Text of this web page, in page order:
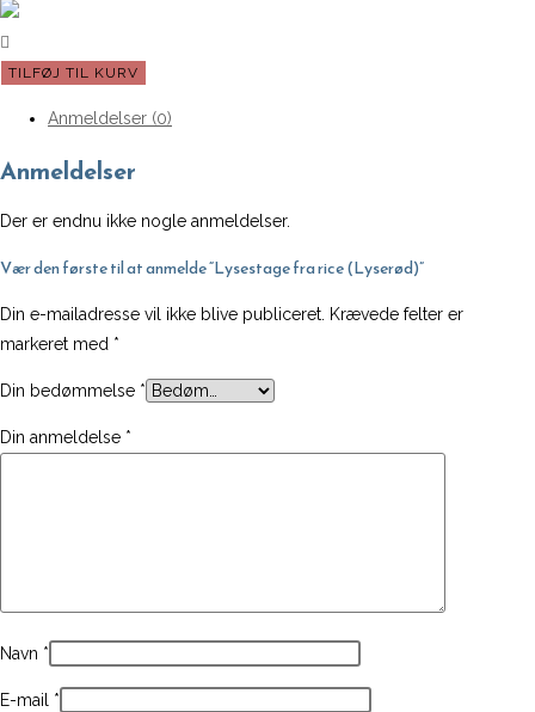
Lysestage
(Lyserød)
TILFØJ TIL KURV
Anmeldelser (0)
Anmeldelser
Der er endnu ikke nogle anmeldelser.
Vær den første til at anmelde “Lysestage fra rice (Lyserød)”
Din e-mailadresse vil ikke blive publiceret. Krævede felter er
markeret med *
Din bedømmelse *
Din anmeldelse *
Navn *
E-mail *